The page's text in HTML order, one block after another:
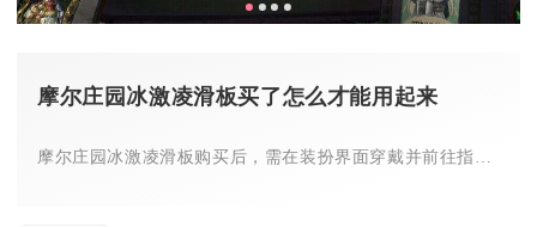
摩尔庄园冰激凌滑板买了怎么才能用起来
摩尔庄园冰激凌滑板购买后，需在装扮界面穿戴并前往指定水域，通...